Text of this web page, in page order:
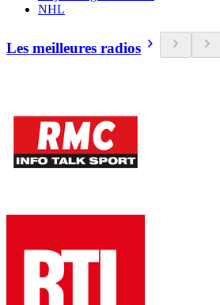
NHL
Les meilleures radios